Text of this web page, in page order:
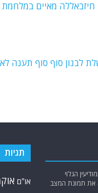
מאיים
לבנון סוף סוף תענה
הגלוי
את תמונת המצב
תגיות
או"ם